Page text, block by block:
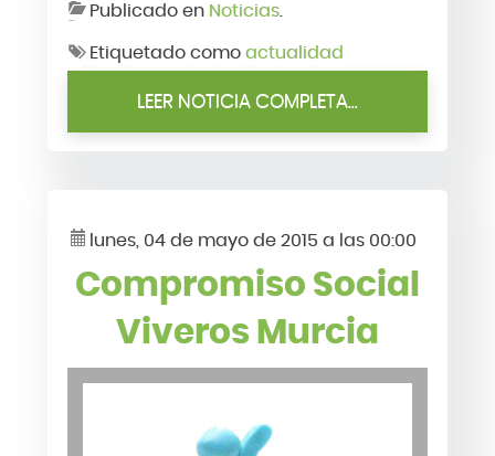
Publicado en Noticias.
Etiquetado como actualidad
LEER NOTICIA COMPLETA...
lunes, 04 de mayo de 2015 a las 00:00
Compromiso Social
Viveros Murcia